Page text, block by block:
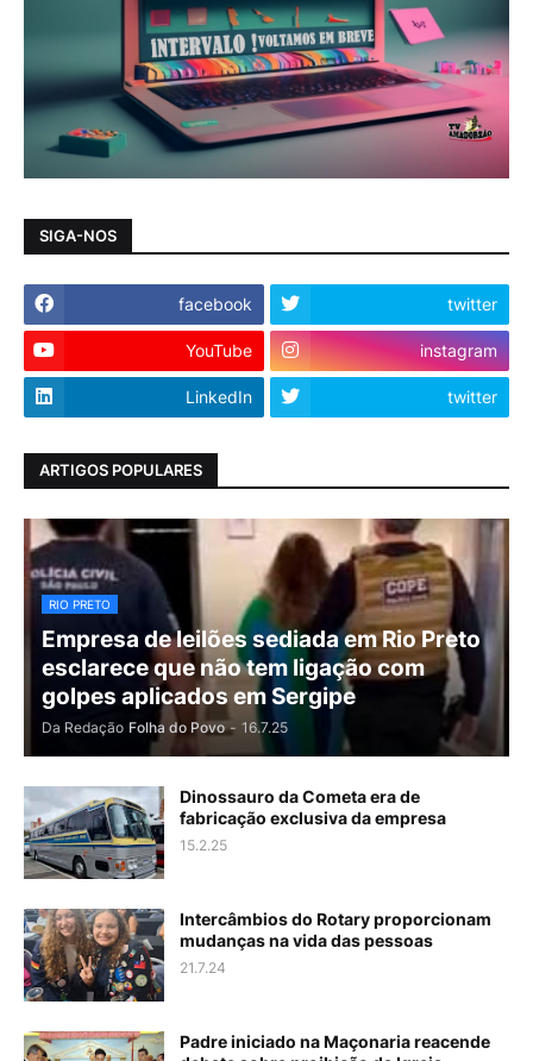
SIGA-NOS
facebook twitter
YouTube instagram
LinkedIn twitter
ARTIGOS POPULARES
RIO PRETO
Empresa de leilões sediada em Rio Preto
esclarece que não tem ligação com
golpes aplicados em Sergipe
Da Redação Folha do Povo - 16.7.25
Dinossauro da Cometa era de
fabricação exclusiva da empresa
15.2.25
Intercâmbios do Rotary proporcionam
mudanças na vida das pessoas
21.7.24
Padre iniciado na Maçonaria reacende